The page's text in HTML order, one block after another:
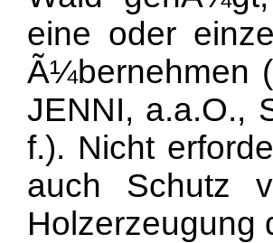
eine oder
Ã¼bernehmen
JENNI, a.a.O.,
f.). Nicht
auch Schutz
Holzerzeugung